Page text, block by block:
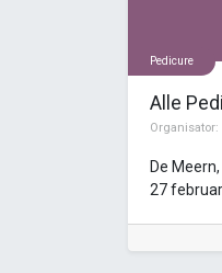
Pedicure
Alle
Organisator:
De Meern,
27